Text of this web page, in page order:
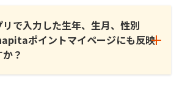
で入力した生年、生月、性別
ポイントマイページにも反映
？